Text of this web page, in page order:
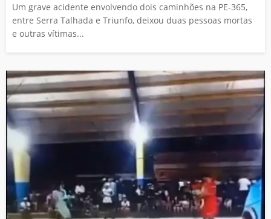
Um grave acidente envolvendo dois caminhões na PE-365,
entre Serra Talhada e Triunfo, deixou duas pessoas mortas
e outras vítimas...